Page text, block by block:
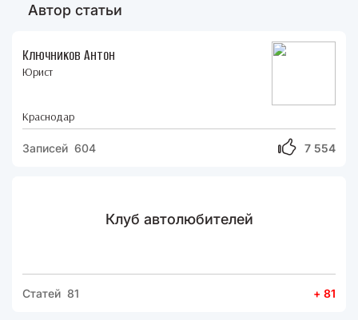
Автор статьи
Ключников Антон
Юрист
Краснодар
7 554
Записей 604
Клуб автолюбителей
+ 81
Статей 81